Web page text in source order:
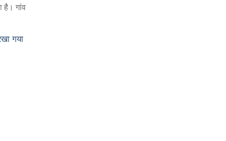
है। गांव
गया